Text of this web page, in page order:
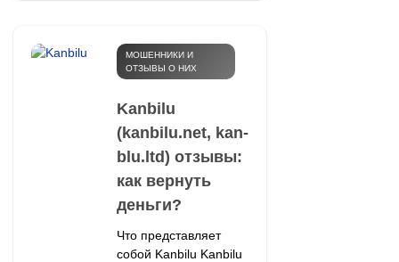
МОШЕННИКИ И
ОТЗЫВЫ О НИХ
Kanbilu
(kanbilu.net, kan-
blu.ltd) отзывы:
как вернуть
деньги?
Что представляет
собой Kanbilu Kanbilu